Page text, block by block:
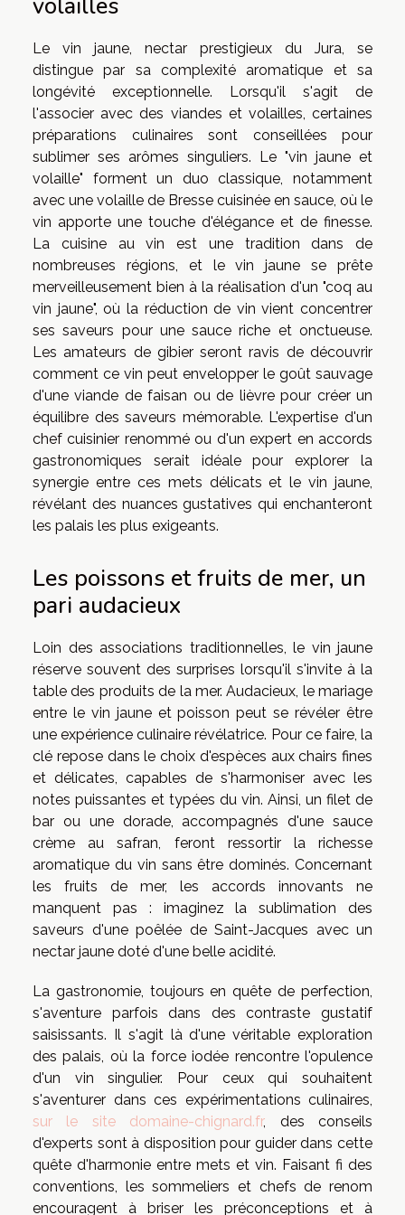
Le vin jaune, nectar prestigieux du Jura, se
distingue par sa complexité aromatique et sa
longévité exceptionnelle. Lorsqu'il s'agit de
l'associer avec des viandes et volailles, certaines
préparations culinaires sont conseillées pour
sublimer ses arômes singuliers. Le "vin jaune et
volaille" forment un duo classique, notamment
avec une volaille de Bresse cuisinée en sauce, où le
vin apporte une touche d'élégance et de finesse.
La cuisine au vin est une tradition dans de
nombreuses régions, et le vin jaune se prête
merveilleusement bien à la réalisation d'un "coq au
vin jaune", où la réduction de vin vient concentrer
ses saveurs pour une sauce riche et onctueuse.
Les amateurs de gibier seront ravis de découvrir
comment ce vin peut envelopper le goût sauvage
d'une viande de faisan ou de lièvre pour créer un
équilibre des saveurs mémorable. L'expertise d'un
chef cuisinier renommé ou d'un expert en accords
gastronomiques serait idéale pour explorer la
synergie entre ces mets délicats et le vin jaune,
révélant des nuances gustatives qui enchanteront
les palais les plus exigeants.
Les poissons et fruits de mer, un
pari audacieux
Loin des associations traditionnelles, le vin jaune
réserve souvent des surprises lorsqu'il s'invite à la
table des produits de la mer. Audacieux, le mariage
entre le vin jaune et poisson peut se révéler être
une expérience culinaire révélatrice. Pour ce faire, la
clé repose dans le choix d'espèces aux chairs fines
et délicates, capables de s'harmoniser avec les
notes puissantes et typées du vin. Ainsi, un filet de
bar ou une dorade, accompagnés d'une sauce
crème au safran, feront ressortir la richesse
aromatique du vin sans être dominés. Concernant
les fruits de mer, les accords innovants ne
manquent pas : imaginez la sublimation des
saveurs d'une poêlée de Saint-Jacques avec un
nectar jaune doté d'une belle acidité.
La gastronomie, toujours en quête de perfection,
s'aventure parfois dans des contraste gustatif
saisissants. Il s'agit là d'une véritable exploration
des palais, où la force iodée rencontre l'opulence
d'un vin singulier. Pour ceux qui souhaitent
s'aventurer dans ces expérimentations culinaires,
sur le site domaine-chignard.fr, des conseils
d'experts sont à disposition pour guider dans cette
quête d'harmonie entre mets et vin. Faisant fi des
conventions, les sommeliers et chefs de renom
encouragent à briser les préconceptions et à